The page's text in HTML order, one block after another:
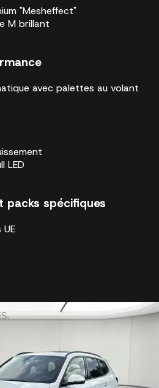
"Mesheffect"
M brillant
avec palettes au volant
LED
packs spécifiques
à l’entretien
5 ans avec l'option